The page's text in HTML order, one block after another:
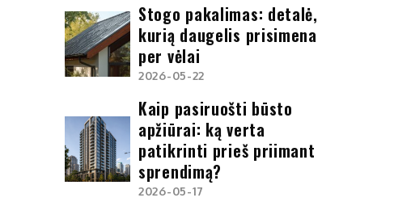
Stogo pakalimas: detalė,
kurią daugelis prisimena
per vėlai
2026-05-22
Kaip pasiruošti būsto
apžiūrai: ką verta
patikrinti prieš priimant
sprendimą?
2026-05-17